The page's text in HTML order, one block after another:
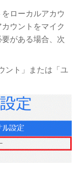
ローカルアカウ
ウントをマイク
がある場合、次
ント」または「ユ